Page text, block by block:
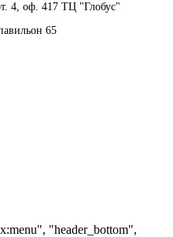
4, оф. 417 ТЦ "Глобус"
65
"header_bottom",